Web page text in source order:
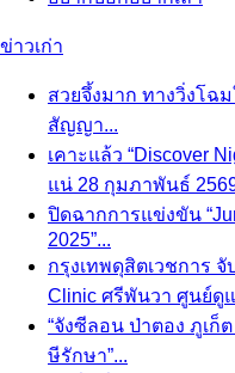
ข่าวเก่า
สวยจึ้งมาก ทางวิ่งโฉ
สัญญา...
เคาะแล้ว “Discover
แน่ 28 กุมภาพันธ์
ปิดฉากการแข่งขัน
2025”...
กรุงเทพดุสิตเวชการ
Clinic ศรีพันวา ศูนย์ดู
“จังซีลอน ป่าตอง ภูเก็
ษีรักษา”...